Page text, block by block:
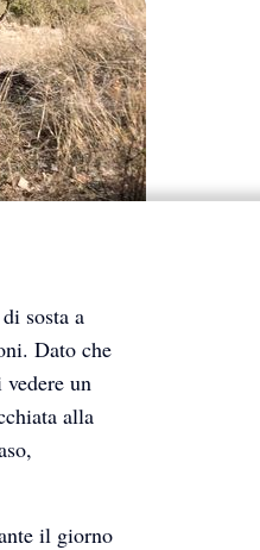
sosta a
Dato che
un
alla
il giorno